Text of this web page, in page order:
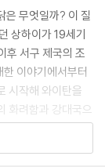
다. 유명한 월도프
전주의 양식으로 1
. 세계에서 가장
정도는 아니지만,
다. 1989년에는
터키프라이드치
서 지금도 이곳 메
은 무엇일까? 이 질
상하이가 19세기
후 서구 제국의 조
이야기에서부터
시작해 와이탄을
화려함과 강대국으
만든 서양식 공원
입금지’ 팻말을